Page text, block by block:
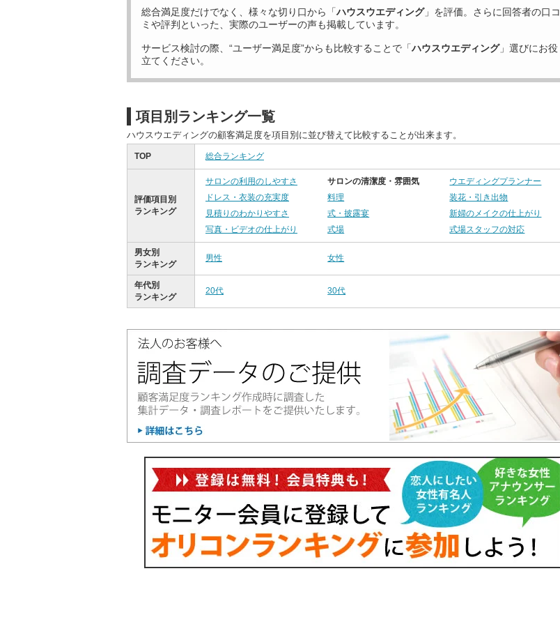
総合満足度だけでなく、様々な切り口から「ハウスウエディング」を評価。さらに回答者の口コ
ミや評判といった、実際のユーザーの声も掲載しています。
サービス検討の際、“ユーザー満足度”からも比較することで「ハウスウエディング」選びにお役
立てください。
項目別ランキング一覧
ハウスウエディングの顧客満足度を項目別に並び替えて比較することが出来ます。
TOP 総合ランキング
評価項目別
ランキング
サロンの利用のしやすさ サロンの清潔度・雰囲気
ウエディングプランナー
ドレス・衣装の充実度
料理
装花・引き出物
見積りのわかりやすさ
式・披露宴
新婦のメイクの仕上がり
写真・ビデオの仕上がり
式場 式場スタッフの対応
男女別
ランキング
男性 女性
年代別
ランキング
20代 30代